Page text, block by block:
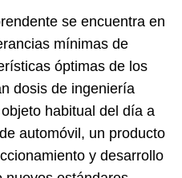
se encuentra en
mínimas de
óptimas de los
dosis de ingeniería
habitual del día a
automóvil, un producto
y desarrollo